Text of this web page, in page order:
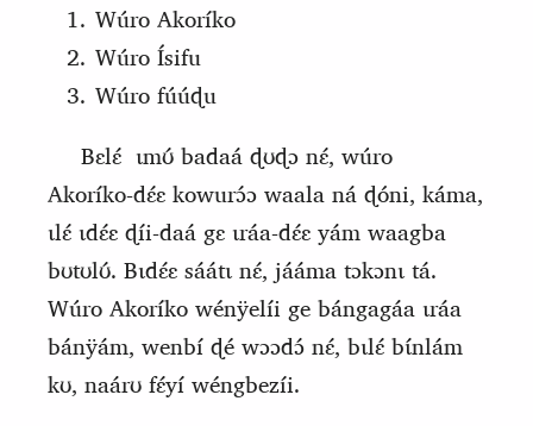
Wúro Akoríko
Wúro Ísifu
Wúro fúúɖu
Bɛlɛ́ ɩmʊ́ badaá ɖʊɖɔ nɛ́, wúro
Akoríko‑dɛ́ɛ kowurɔ́ɔ waala ná ɖóni, káma,
ɩlɛ́ ɩdɛ́ɛ ɖíi‑daá gɛ ɩráa‑dɛ́ɛ yám waagba
bʊtʊlʊ́. Bɩdɛ́ɛ sáátɩ nɛ́, jááma tɔkɔnɩ tá.
Wúro Akoríko wénÿelíi ge bángagáa ɩráa
bánÿám, wenbí ɖé wɔɔdɔ́ nɛ́, bɩlɛ́ bɩ́nlám
kʊ, naárʊ fɛ́yí wéngbezíi.